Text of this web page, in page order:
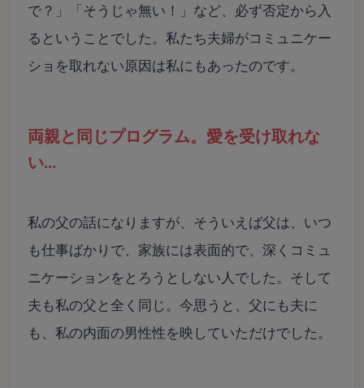
で？」「そうじゃ無い！」など、必ず否定から入
るということでした。私たち夫婦がコミュニケー
ショを取れない原因は私にもあったのです。
両親と同じプログラム。愛を受け取れな
い…
私の父の話になりますが、そういえば父は、いつ
も仕事ばかりで、家族には表面的で、深くコミュ
ニケーションをとろうとしない人でした。そして
夫も私の父と全く同じ。今思うと、父にも夫に
も、私の内面の男性性を映していただけでした。